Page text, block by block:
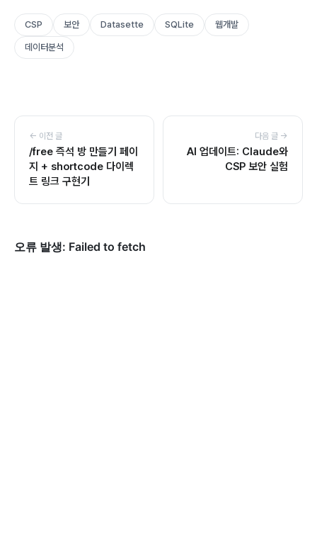
CSP 보안 Datasette SQLite 웹개발
데이터분석
← 이전 글
/free 즉석 방 만들기 페이
지 + shortcode 다이렉
트 링크 구현기
다음 글 →
AI 업데이트: Claude와
CSP 보안 실험